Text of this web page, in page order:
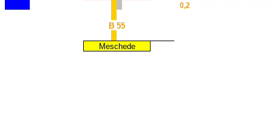
0,2
B 55
Meschede